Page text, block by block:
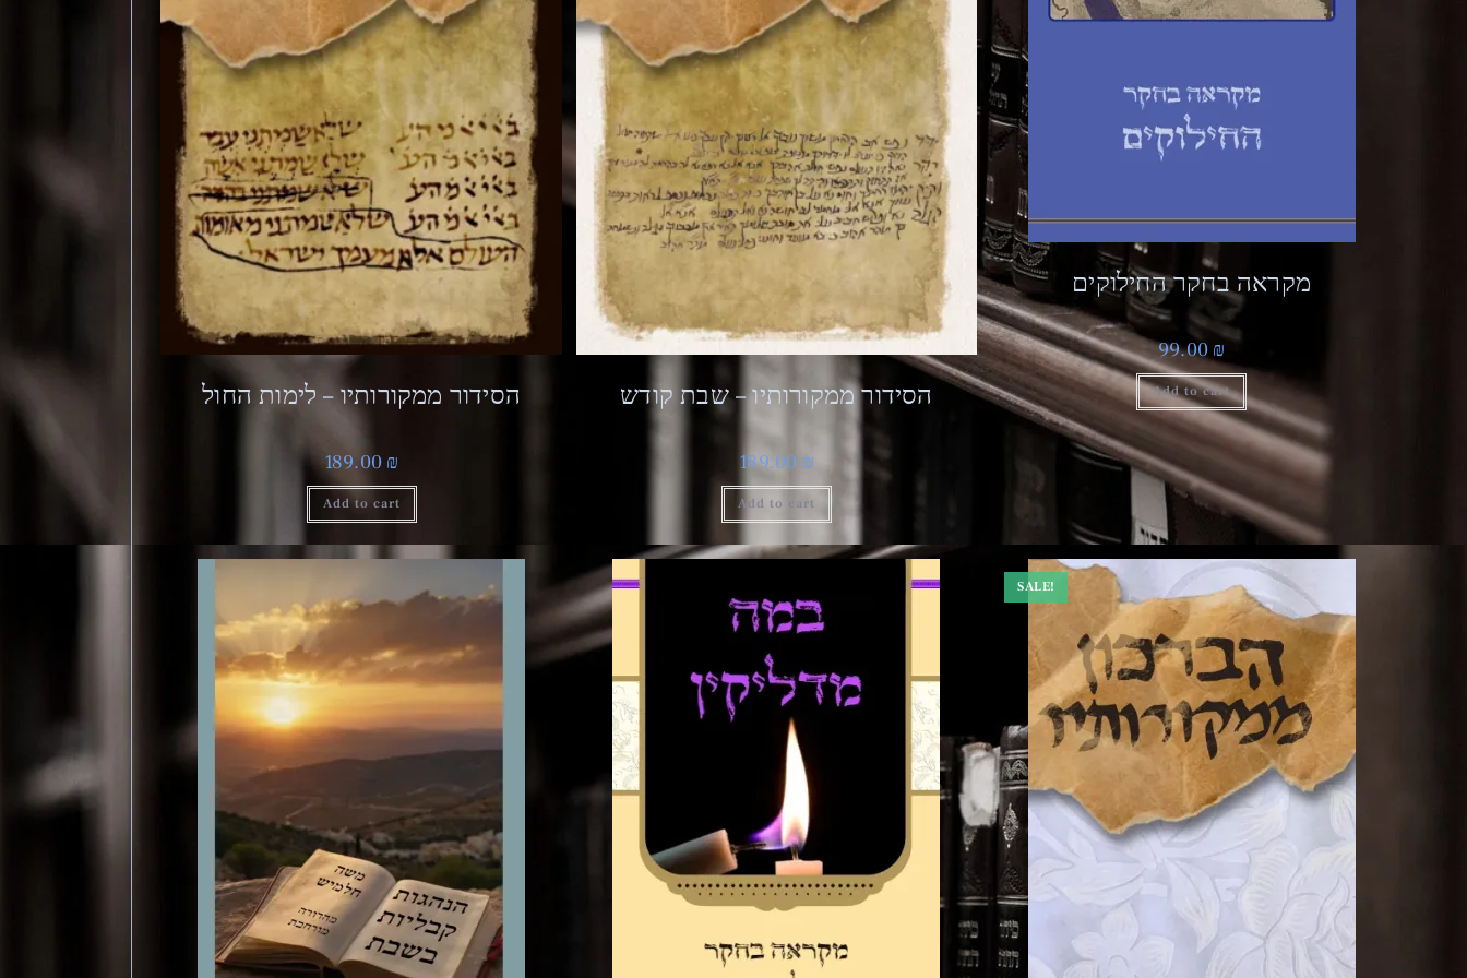
הסידור ממקורותיו – לימות החול
189.00 ₪
Add to cart
הסידור ממקורותיו – שבת קודש
189.00 ₪
Add to cart
מקראה בחקר החילוקים
99.00 ₪
Add to cart
SALE!